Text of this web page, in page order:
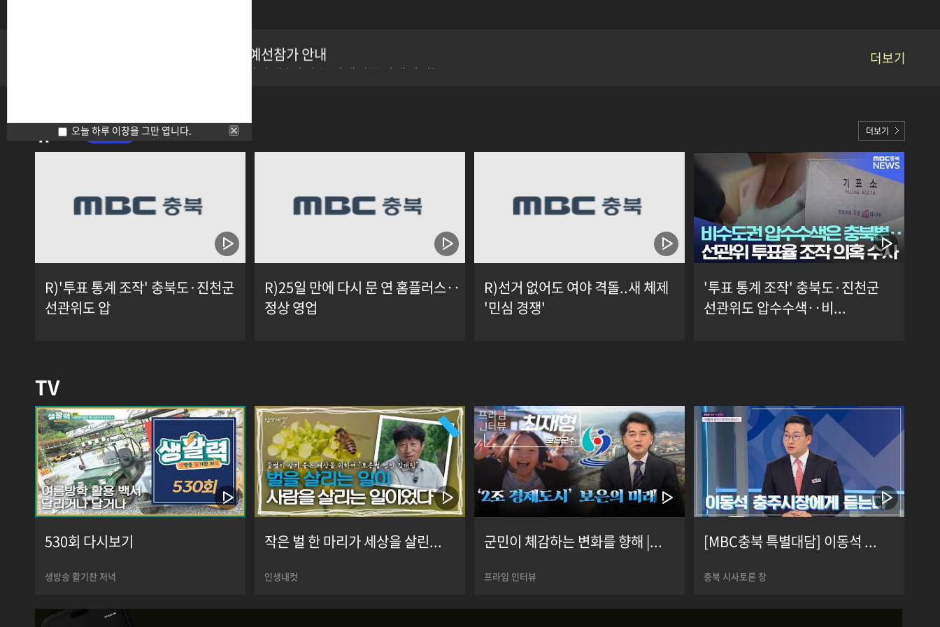
2026 통섭의광장 8월 강연안내 [이진우 경제커뮤니케이터]
제4회 유기농괴산가요제 예선참가 안내
더보기
뉴스 더보기
R)'투표 통계 조작' 충북도·진천군
선관위도 압
R)25일 만에 다시 문 연 홈플러스‥
정상 영업
R)선거 없어도 여야 격돌..새 체제
'민심 경쟁'
'투표 통계 조작' 충북도·진천군
선관위도 압수수색‥비...
TV
530회 다시보기
생방송 활기찬 저녁
작은 벌 한 마리가 세상을 살린...
인생내컷
군민이 체감하는 변화를 향해 |...
프라임 인터뷰
[MBC충북 특별대담] 이동석 ...
충북 시사토론 창
오늘 하루 이창을 그만 엽니다.